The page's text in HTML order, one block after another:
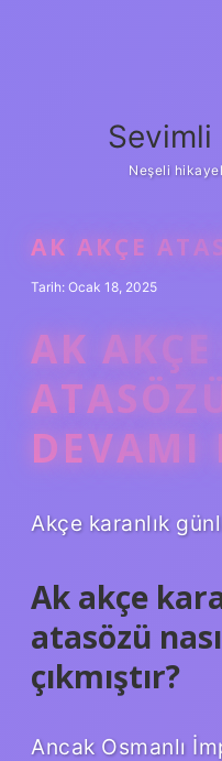
Sevimli
Neşeli
AK AKÇE
Tarih: Ocak 18, 2025
AK AKÇE
DEVAMI
Akçe karanlık
Ak akçe
atasözü
çıkmıştır?
Ancak Osmanlı